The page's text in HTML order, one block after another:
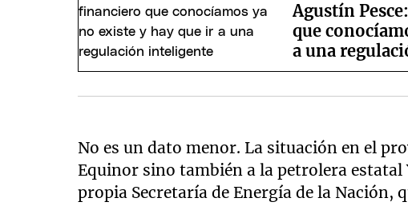
Agustín
que
a una
No es un dato menor. La situación en el
Equinor sino también a la petrolera estatal
propia Secretaría de Energía de la Nación,